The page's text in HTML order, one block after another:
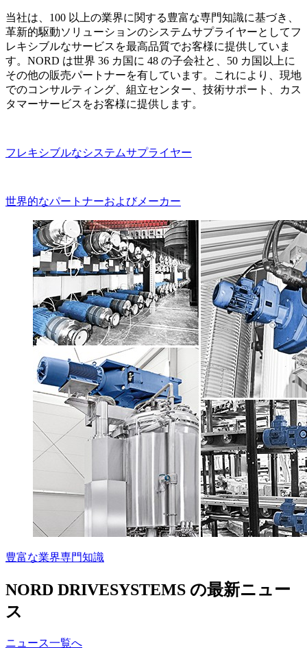
当社は、100 以上の業界に関する豊富な専門知識に基づき、
革新的駆動ソリューションのシステムサプライヤーとしてフ
レキシブルなサービスを最高品質でお客様に提供していま
す。NORD は世界 36 カ国に 48 の子会社と、50 カ国以上に
その他の販売パートナーを有しています。これにより、現地
でのコンサルティング、組立センター、技術サポート、カス
タマーサービスをお客様に提供します。
フレキシブルなシステムサプライヤー
世界的なパートナーおよびメーカー
豊富な業界専門知識
NORD DRIVESYSTEMS の最新ニュー
ス
ニュース一覧へ